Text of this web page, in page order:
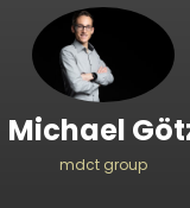
Michael
mdct group